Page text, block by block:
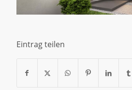
Eintrag teilen